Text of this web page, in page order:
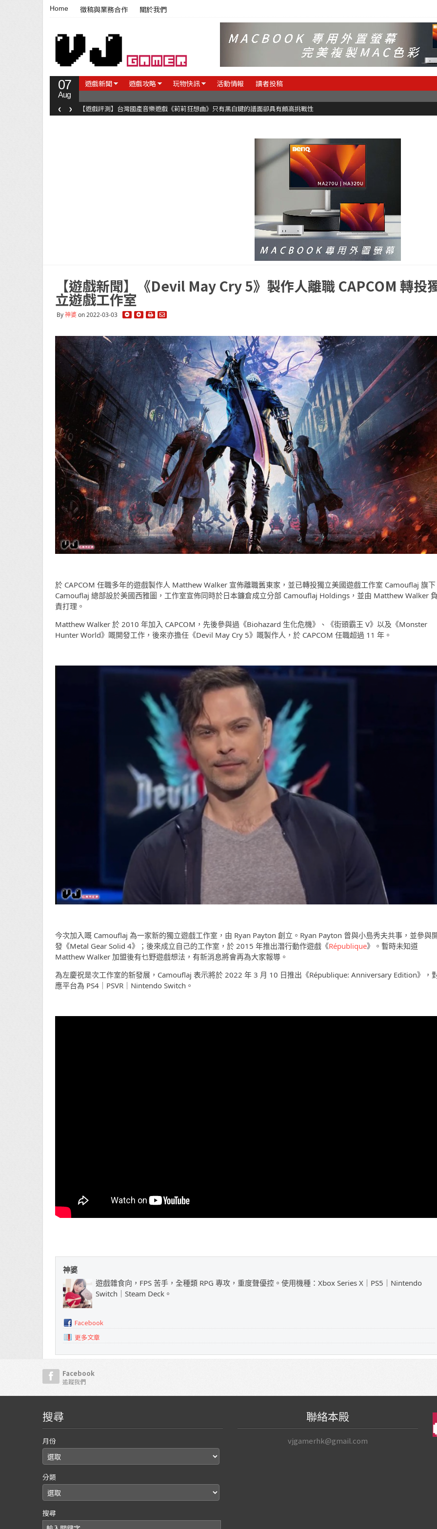
Home 徵稿與業務合作 關於我們
07
Aug
遊戲新聞 遊戲攻略 玩物快訊 活動情報 讀者投稿
【遊戲評測】台灣國產音樂遊戲《莉莉狂想曲》只有黑白鍵的譜面卻具有頗高挑戰性
‹ ›
【遊戲新聞】《Devil May Cry 5》製作人離職 CAPCOM 轉投
立遊戲工作室
By神婆on 2022-03-03
於 CAPCOM 任職多年的遊戲製作人 Matthew Walker 宣佈離職舊東家，並已轉投獨立美國遊戲工作室 Camouflaj 旗
Camouflaj 總部設於美國西雅圖，工作室宣佈同時於日本鐮倉成立分部 Camouflaj Holdings，並由 Matthew Walker
責打理。
Matthew Walker 於 2010 年加入 CAPCOM，先後參與過《Biohazard 生化危機》、《街頭霸王 V》以及《Monster
Hunter World》嘅開發工作，後來亦擔任《Devil May Cry 5》嘅製作人，於 CAPCOM 任職超過 11 年。
今次加入嘅 Camouflaj 為一家新的獨立遊戲工作室，由 Ryan Payton 創立。Ryan Payton 曾與小島秀夫共事，並參與
發《Metal Gear Solid 4》；後來成立自己的工作室，於 2015 年推出潛行動作遊戲《République》。暫時未知道
Matthew Walker 加盟後有乜野遊戲想法，有新消息將會再為大家報導。
為左慶祝是次工作室的新發展，Camouflaj 表示將於 2022 年 3 月 10 日推出《République: Anniversary Edition》，
應平台為 PS4｜PSVR｜Nintendo Switch。
神婆
遊戲雜食向，FPS 苦手，全種類 RPG 專攻，重度聲優控。使用機種：Xbox Series X｜PS5｜Nintendo
Switch｜Steam Deck。
Facebook
更多文章
Facebook
追蹤我們
搜尋
月份
分類
搜尋
聯絡本殿
vjgamerhk@gmail.com